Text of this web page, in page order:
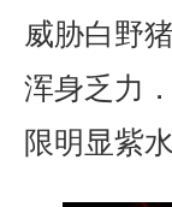
威胁白野
浑身乏力
限明显紫